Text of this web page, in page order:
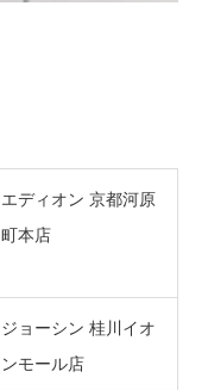
エディオン 京都河原
町本店
ジョーシン 桂川イオ
ンモール店